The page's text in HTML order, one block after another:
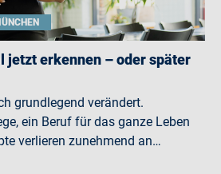
jetzt erkennen – oder später
grundlegend verändert.
ein Beruf für das ganze Leben
verlieren zunehmend an…